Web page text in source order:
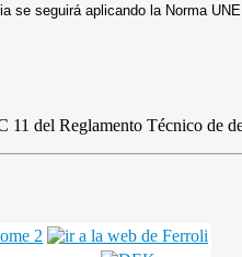
se seguirá aplicando la Norma
del Reglamento Técnico de